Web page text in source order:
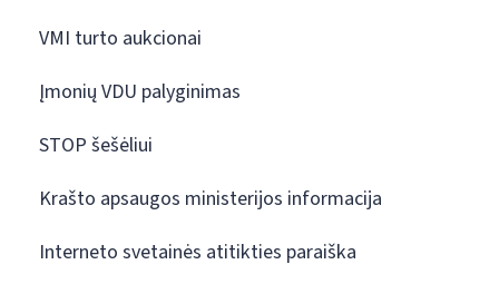
VMI turto aukcionai
Įmonių VDU palyginimas
STOP šešėliui
Krašto apsaugos ministerijos informacija
Interneto svetainės atitikties paraiška